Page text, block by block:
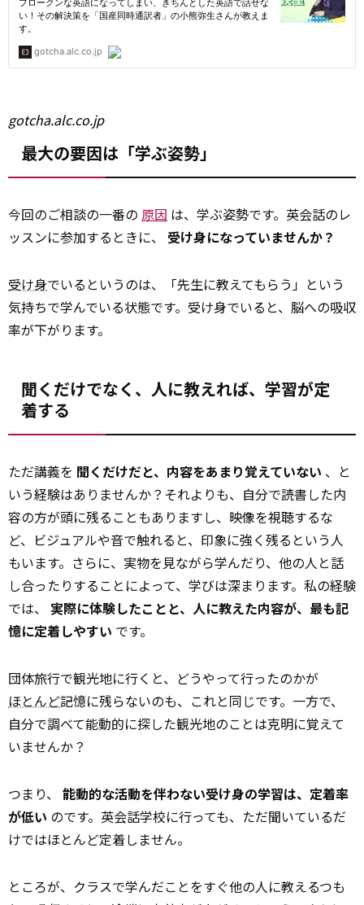
gotcha.alc.co.jp
最大の要因は「学ぶ姿勢」
今回のご相談の一番の 原因 は、学ぶ姿勢です。英会話のレ
ッスンに参加するときに、 受け身になっていませんか？
受け身でいるというのは、「先生に教えてもらう」という
気持ちで学んでいる状態です。受け身でいると、脳への吸収
率が下がります。
聞くだけでなく、人に教えれば、学習が定
着する
ただ講義を 聞くだけだと、内容をあまり覚えていない 、と
いう経験はありませんか？それよりも、自分で読書した内
容の方が頭に残ることもありますし、映像を視聴するな
ど、ビジュアルや音で触れると、印象に強く残るという人
もいます。さらに、実物を見ながら学んだり、他の人と話
し合ったりすることによって、学びは深まります。私の経験
では、 実際に体験したことと、人に教えた内容が、最も記
憶に定着しやすい です。
団体旅行で観光地に行くと、どうやって行ったのかが
ほとんど記憶に残らないのも、これと同じです。一方で、
自分で調べて能動的に探した観光地のことは克明に覚えて
いませんか？
つまり、 能動的な活動を伴わない受け身の学習は、定着率
が低い のです。英会話学校に行っても、ただ聞いているだ
けではほとんど定着しません。
ところが、クラスで学んだことをすぐ他の人に教えるつも